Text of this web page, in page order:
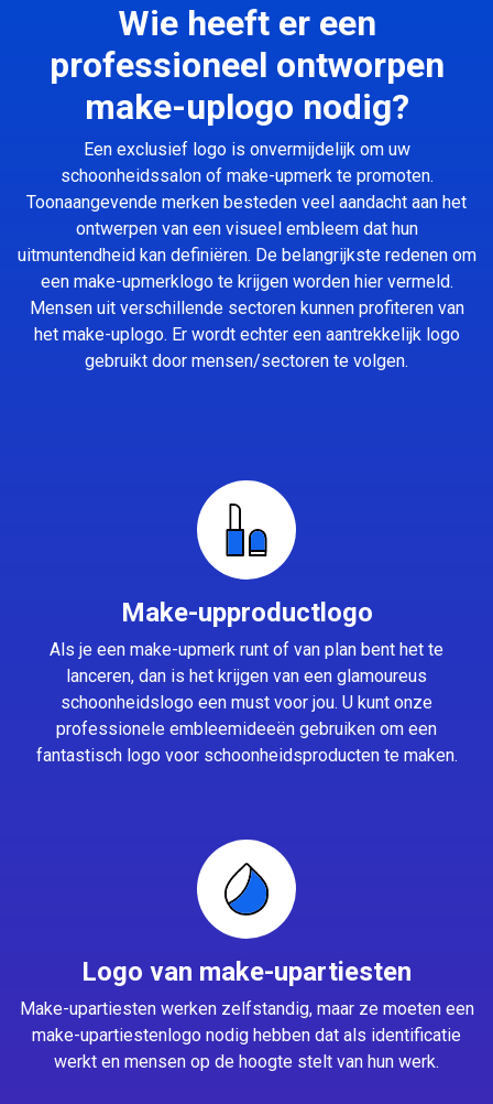
Wie heeft er een
professioneel ontworpen
make-uplogo nodig?
Een exclusief logo is onvermijdelijk om uw
schoonheidssalon of make-upmerk te promoten.
Toonaangevende merken besteden veel aandacht aan het
ontwerpen van een visueel embleem dat hun
uitmuntendheid kan definiëren. De belangrijkste redenen om
een make-upmerklogo te krijgen worden hier vermeld.
Mensen uit verschillende sectoren kunnen profiteren van
het make-uplogo. Er wordt echter een aantrekkelijk logo
gebruikt door mensen/sectoren te volgen.
Make-upproductlogo
Als je een make-upmerk runt of van plan bent het te
lanceren, dan is het krijgen van een glamoureus
schoonheidslogo een must voor jou. U kunt onze
professionele embleemideeën gebruiken om een
fantastisch logo voor schoonheidsproducten te maken.
Logo van make-upartiesten
Make-upartiesten werken zelfstandig, maar ze moeten een
make-upartiestenlogo nodig hebben dat als identificatie
werkt en mensen op de hoogte stelt van hun werk.